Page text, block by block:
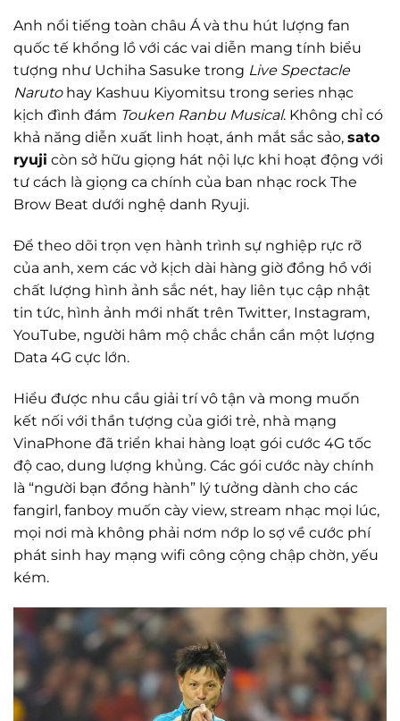
Anh nổi tiếng toàn châu Á và thu hút lượng fan
quốc tế khổng lồ với các vai diễn mang tính biểu
tượng như Uchiha Sasuke trong Live Spectacle
Narutohay Kashuu Kiyomitsu trong series nhạc
kịch đình đám Touken Ranbu Musical. Không chỉ có
khả năng diễn xuất linh hoạt, ánh mắt sắc sảo, sato
ryuji còn sở hữu giọng hát nội lực khi hoạt động với
tư cách là giọng ca chính của ban nhạc rock The
Brow Beat dưới nghệ danh Ryuji.
Để theo dõi trọn vẹn hành trình sự nghiệp rực rỡ
của anh, xem các vở kịch dài hàng giờ đồng hồ với
chất lượng hình ảnh sắc nét, hay liên tục cập nhật
tin tức, hình ảnh mới nhất trên Twitter, Instagram,
YouTube, người hâm mộ chắc chắn cần một lượng
Data 4G cực lớn.
Hiểu được nhu cầu giải trí vô tận và mong muốn
kết nối với thần tượng của giới trẻ, nhà mạng
VinaPhone đã triển khai hàng loạt gói cước 4G tốc
độ cao, dung lượng khủng. Các gói cước này chính
là “người bạn đồng hành” lý tưởng dành cho các
fangirl, fanboy muốn cày view, stream nhạc mọi lúc,
mọi nơi mà không phải nơm nớp lo sợ về cước phí
phát sinh hay mạng wifi công cộng chập chờn, yếu
kém.